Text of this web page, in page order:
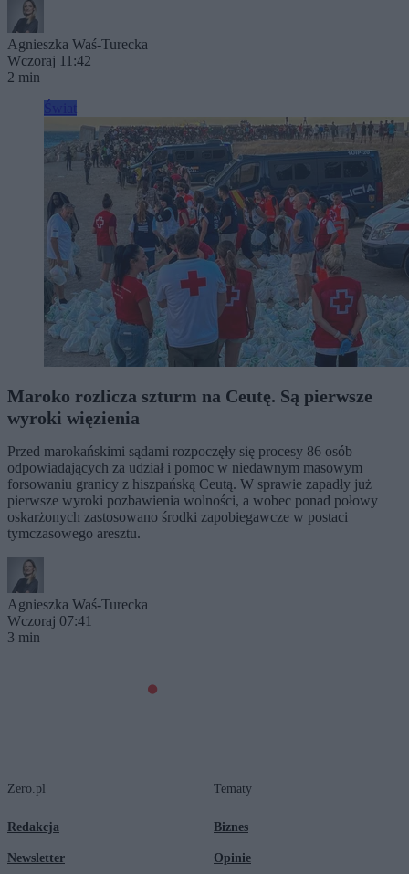
Agnieszka Waś-Turecka
Wczoraj 11:42
2 min
Maroko rozlicza szturm na Ceutę. Są pierwsze
wyroki więzienia
Przed marokańskimi sądami rozpoczęły się procesy 86 osób
odpowiadających za udział i pomoc w niedawnym masowym
forsowaniu granicy z hiszpańską Ceutą. W sprawie zapadły już
pierwsze wyroki pozbawienia wolności, a wobec ponad połowy
oskarżonych zastosowano środki zapobiegawcze w postaci
tymczasowego aresztu.
Agnieszka Waś-Turecka
Wczoraj 07:41
3 min
Zero.pl
Redakcja
Newsletter
Tematy
Biznes
Opinie